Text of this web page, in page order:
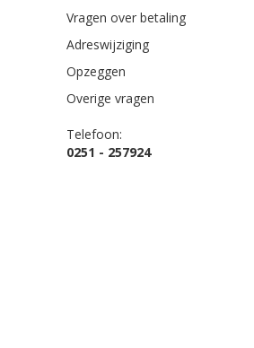
Vragen over betaling
Adreswijziging
Opzeggen
Overige vragen
Telefoon:
0251 - 257924